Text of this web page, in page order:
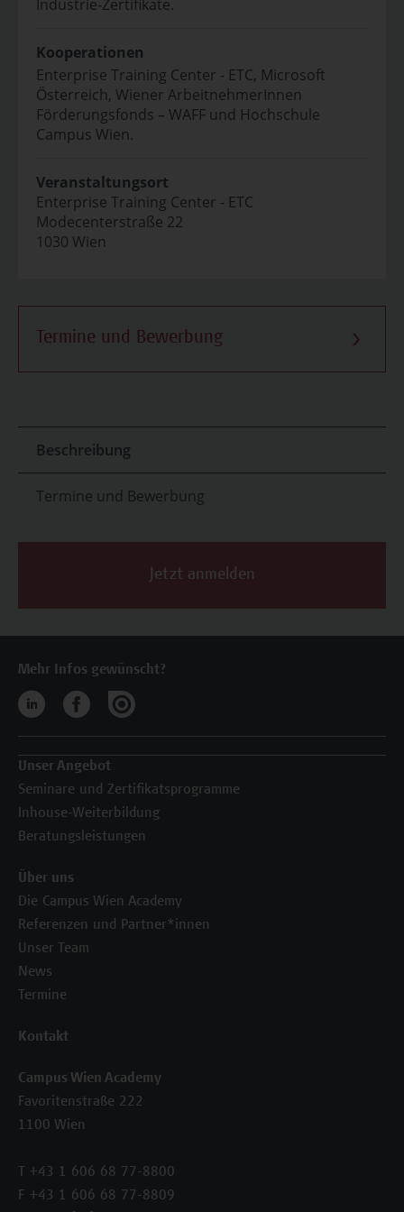
Industrie-Zertifikate.
Kooperationen
Enterprise Training Center - ETC, Microsoft
Österreich, Wiener ArbeitnehmerInnen
Förderungsfonds – WAFF und Hochschule
Campus Wien.
Veranstaltungsort
Enterprise Training Center - ETC
Modecenterstraße 22
1030 Wien
Termine und Bewerbung
Beschreibung
Termine und Bewerbung
Jetzt anmelden
Mehr Infos gewünscht?
Unser Angebot
Seminare und Zertifikatsprogramme
Inhouse-Weiterbildung
Beratungsleistungen
Über uns
Die Campus Wien Academy
Referenzen und Partner*innen
Unser Team
News
Termine
Kontakt
Campus Wien Academy
Favoritenstraße 222
1100 Wien
T +43 1 606 68 77-8800
F +43 1 606 68 77-8809